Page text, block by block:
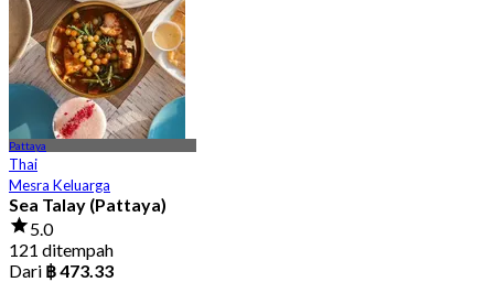
Pattaya
Thai
Mesra Keluarga
Sea Talay (Pattaya)
5.0
121 ditempah
Dari ฿ 473.33